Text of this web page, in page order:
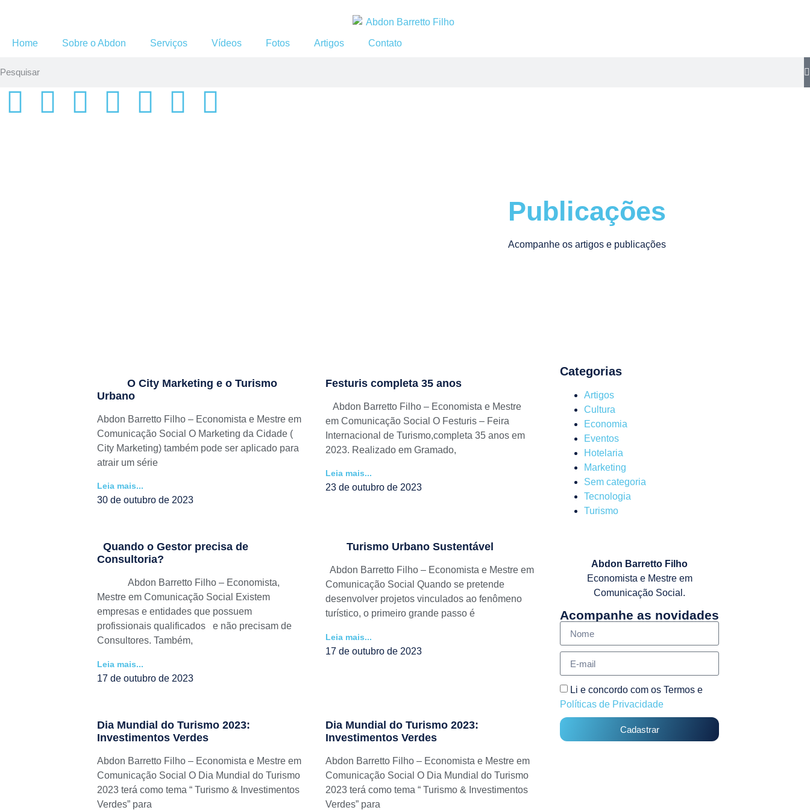
Home Sobre o Abdon Serviços Vídeos Fotos Artigos Contato
Publicações
Acompanhe os artigos e publicações
O City Marketing e o Turismo
Urbano
Abdon Barretto Filho – Economista e Mestre em
Comunicação Social O Marketing da Cidade (
City Marketing) também pode ser aplicado para
atrair um série
Leia mais...
30 de outubro de 2023
Festuris completa 35 anos
Abdon Barretto Filho – Economista e Mestre
em Comunicação Social O Festuris – Feira
Internacional de Turismo,completa 35 anos em
2023. Realizado em Gramado,
Leia mais...
23 de outubro de 2023
Quando o Gestor precisa de
Consultoria?
Abdon Barretto Filho – Economista,
Mestre em Comunicação Social Existem
empresas e entidades que possuem
profissionais qualificados e não precisam de
Consultores. Também,
Leia mais...
17 de outubro de 2023
Turismo Urbano Sustentável
Abdon Barretto Filho – Economista e Mestre em
Comunicação Social Quando se pretende
desenvolver projetos vinculados ao fenômeno
turístico, o primeiro grande passo é
Leia mais...
17 de outubro de 2023
Dia Mundial do Turismo 2023:
Investimentos Verdes
Abdon Barretto Filho – Economista e Mestre em
Comunicação Social O Dia Mundial do Turismo
2023 terá como tema “ Turismo & Investimentos
Verdes” para
Dia Mundial do Turismo 2023:
Investimentos Verdes
Abdon Barretto Filho – Economista e Mestre em
Comunicação Social O Dia Mundial do Turismo
2023 terá como tema “ Turismo & Investimentos
Verdes” para
Categorias
Artigos
Cultura
Economia
Eventos
Hotelaria
Marketing
Sem categoria
Tecnologia
Turismo
Abdon Barretto Filho
Economista e Mestre em
Comunicação Social.
Acompanhe as novidades
Li e concordo com os Termos e
Políticas de Privacidade
Cadastrar